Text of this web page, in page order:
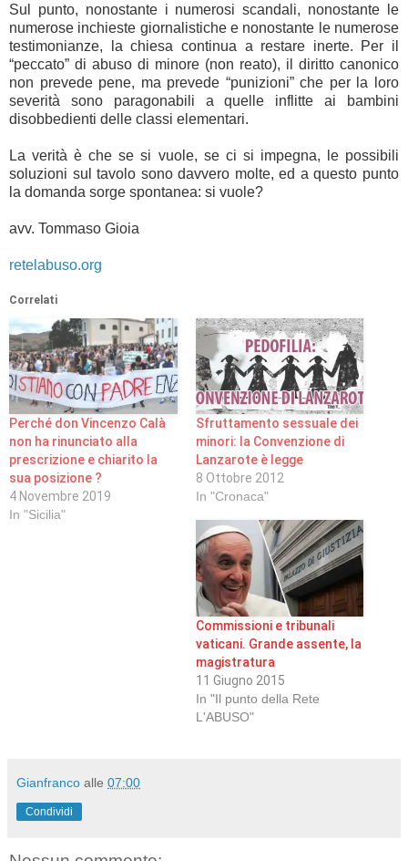
Sul punto, nonostante i numerosi scandali, nonostante le
numerose inchieste giornalistiche e nonostante le numerose
testimonianze, la chiesa continua a restare inerte. Per il
“peccato” di abuso di minore (non reato), il diritto canonico
non prevede pene, ma prevede “punizioni” che per la loro
severità sono paragonabili a quelle inflitte ai bambini
disobbedienti delle classi elementari.
La verità è che se si vuole, se ci si impegna, le possibili
soluzioni sul tavolo sono davvero molte, ed a questo punto
la domanda sorge spontanea: si vuole?
avv. Tommaso Gioia
retelabuso.org
Correlati
Perché don Vincenzo Calà
non ha rinunciato alla
prescrizione e chiarito la
sua posizione ?
4 Novembre 2019
In "Sicilia"
Sfruttamento sessuale dei
minori: la Convenzione di
Lanzarote è legge
8 Ottobre 2012
In "Cronaca"
Commissioni e tribunali
vaticani. Grande assente, la
magistratura
11 Giugno 2015
In "Il punto della Rete
L'ABUSO"
Gianfranco alle 07:00
Condividi